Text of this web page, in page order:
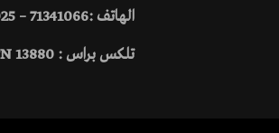
الهاتف :71341066 – 71335025 – 71336386
تلكس براس : 13880 TN – تلفاكس :71336584